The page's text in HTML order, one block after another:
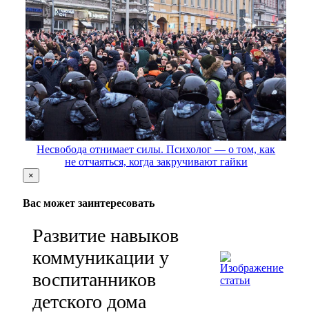
Несвобода отнимает силы. Психолог — о том, как
не отчаяться, когда закручивают гайки
×
Вас может заинтересовать
Развитие навыков
коммуникации у
воспитанников
детского дома